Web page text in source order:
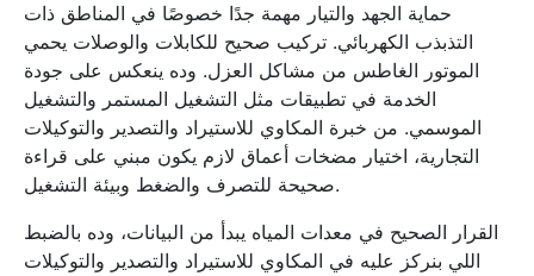
حماية الجهد والتيار مهمة جدًا خصوصًا في المناطق ذات
التذبذب الكهربائي. تركيب صحيح للكابلات والوصلات يحمي
الموتور الغاطس من مشاكل العزل. وده ينعكس على جودة
الخدمة في تطبيقات مثل التشغيل المستمر والتشغيل
الموسمي. من خبرة المكاوي للاستيراد والتصدير والتوكيلات
التجارية، اختيار مضخات أعماق لازم يكون مبني على قراءة
صحيحة للتصرف والضغط وبيئة التشغيل.
القرار الصحيح في معدات المياه يبدأ من البيانات، وده بالضبط
اللي بنركز عليه في المكاوي للاستيراد والتصدير والتوكيلات